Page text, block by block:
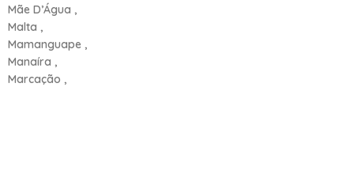
Mãe D’Água ,
Malta ,
Mamanguape ,
Manaíra ,
Marcação ,